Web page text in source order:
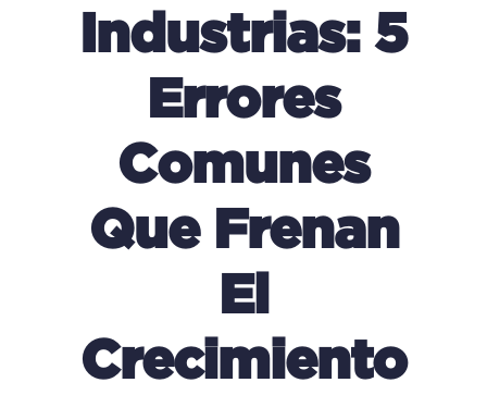
Industrias: 5
Errores
Comunes
Que Frenan
El
Crecimiento